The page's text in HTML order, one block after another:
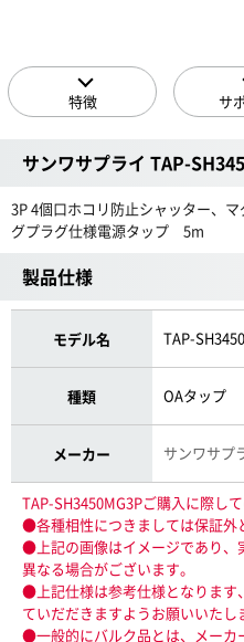
特徴 サ
サンワサプライ TAP-
3P 4個口ホコリ防止シャッター、
グプラグ仕様電源タップ 5m
製品仕様
モデル名 TAP-
種類 OAタップ
メーカー サンワサプ
TAP-SH3450MG3Pご購入に際し
●各種相性につきましては保証外
●上記の画像はイメージであり、
異なる場合がございます。
●上記仕様は参考仕様となります
ていだだきますようお願いいたし
●一般的にバルク品とは、メーカ